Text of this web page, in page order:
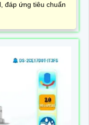
đáp ứng tiêu chuẩn